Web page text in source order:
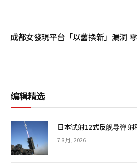
成都女發現平台「以舊換新」漏洞
编辑精选
日本试射12式反舰导弹
7 8 月, 2026